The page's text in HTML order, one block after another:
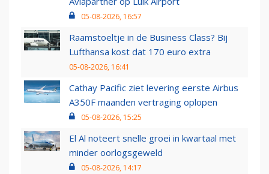
05-08-2026, 16:57
Raamstoeltje in de Business Class? Bij
Lufthansa kost dat 170 euro extra
05-08-2026, 16:41
Cathay Pacific ziet levering eerste Airbus
A350F maanden vertraging oplopen
05-08-2026, 15:25
El Al noteert snelle groei in kwartaal met
minder oorlogsgeweld
05-08-2026, 14:17